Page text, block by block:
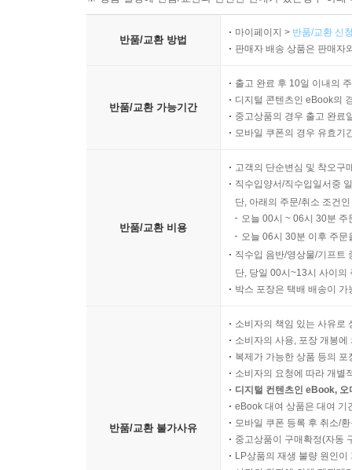
반품/교환 방법
마이페이지 > 반품/교환 신
판매자 배송 상품은 판매자
반품/교환 가능기간
출고 완료 후 10일 이내의
디지털 콘텐츠인 eBook의
중고상품의 경우 출고 완료
모바일 쿠폰의 경우 유효기
반품/교환 비용
고객의 단순변심 및 착오구
직수입양서/직수입일서중
단, 아래의 주문/취소 조건
오늘 00시 ~ 06시 30분
오늘 06시 30분 이후 주
직수입 음반/영상물/기프트
단, 당일 00시~13시 사이의
박스 포장은 택배 배송이
반품/교환 불가사유
소비자의 책임 있는 사유로
소비자의 사용, 포장 개봉
복제가 가능한 상품 등의
소비자의 요청에 따라 개별
디지털 컨텐츠인 eBook,
eBook 대여 상품은 대여 기
모바일 쿠폰 등록 후 취소/
중고상품이 구매확정(자동
LP상품의 재생 불량 원인